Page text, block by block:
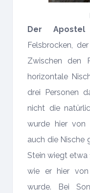
Der Apostel
Felsbrocken,
Zwischen den
horizontale
drei Personen
nicht die
wurde hier von
auch die Nische
Stein wiegt etwa
wie er hier von
wurde. Bei